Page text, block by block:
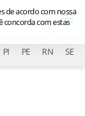
PI PE RN SE
de acordo com nossa
concorda com estas